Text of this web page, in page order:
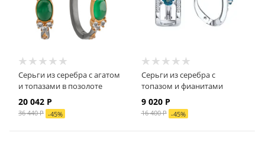
Серьги из серебра с агатом
и топазами в позолоте
20 042 Р
36 440Р -45%
Серьги из серебра с
топазом и фианитами
9 020Р
16 400Р -45%